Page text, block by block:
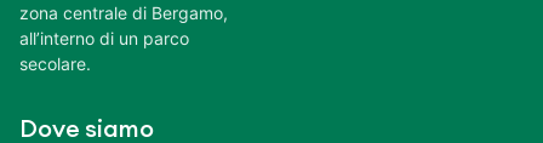
zona centrale di Bergamo,
all’interno di un parco
secolare.
Dove siamo